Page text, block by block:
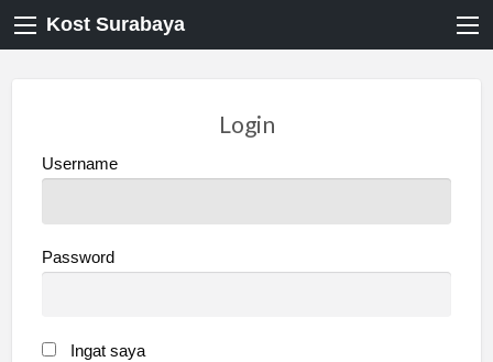
Kost Surabaya
Login
Username
Password
Ingat saya